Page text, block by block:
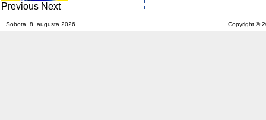
Previous Next
Sobota, 8. augusta 2026 Copyright ©